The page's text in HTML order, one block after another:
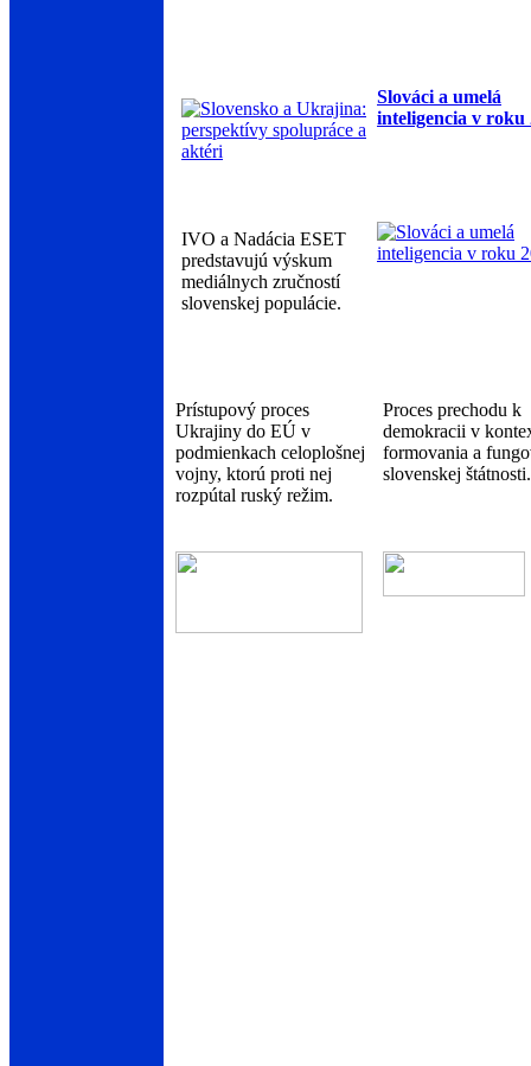
Slováci a umelá
inteligencia v roku
IVO a Nadácia ESET
predstavujú výskum
mediálnych zručností
slovenskej populácie.
Prístupový proces
Ukrajiny do EÚ v
podmienkach celoplošnej
vojny, ktorú proti nej
rozpútal ruský režim.
Proces prechodu k
demokracii v
formovania a
slovenskej štátnosti.